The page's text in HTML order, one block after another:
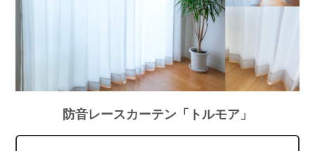
防音レースカーテン「トルモア」